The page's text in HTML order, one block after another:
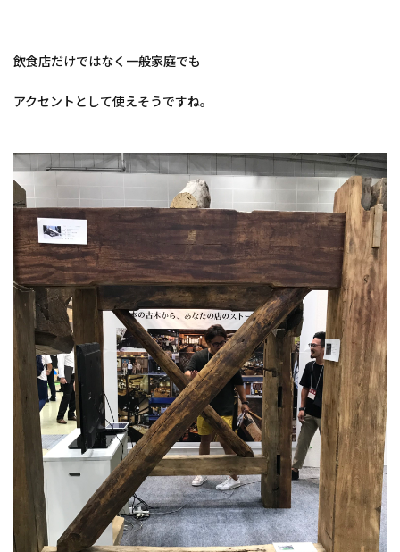
飲食店だけではなく一般家庭でも
アクセントとして使えそうですね。